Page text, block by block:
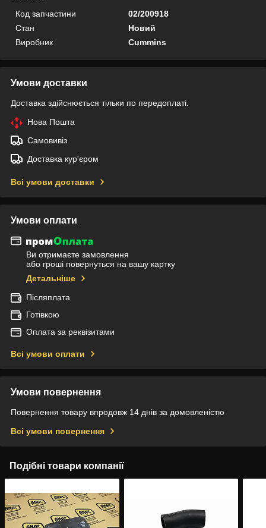
Код запчастини
02/200918
Стан
Новий
Виробник
Cummins
Умови доставки
Доставка здійснюється тільки по передоплаті.
Нова Пошта
Самовивіз
Доставка кур'єром
Всі умови доставки
Умови оплати
Ви отримаєте замовлення
або гроші повернуться на вашу картку
Детальніше
Післяплата
Готівкою
Оплата за реквізитами
Всі умови оплати
Умови повернення
Повернення товару впродовж 14 днів за домовленістю
Всі умови повернення
Подібні товари компанії